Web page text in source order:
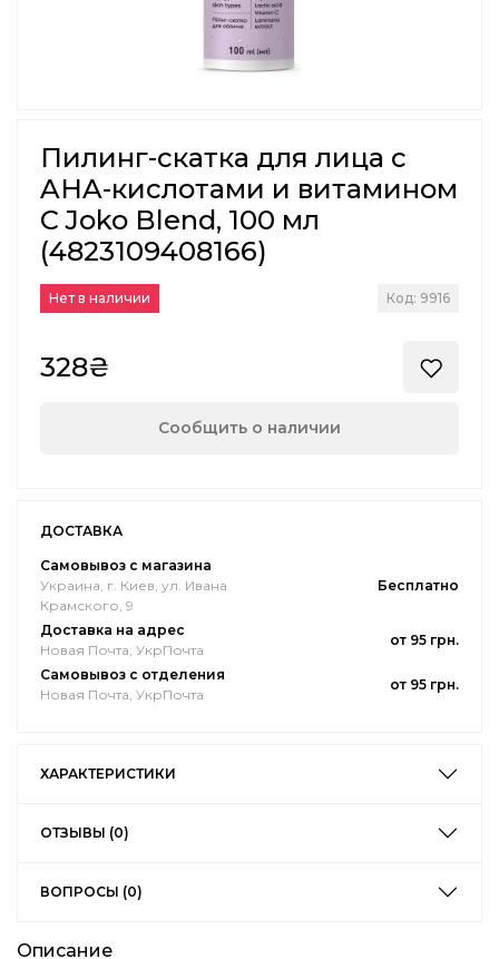
Пилинг-скатка для лица с
AHA-кислотами и витамином
C Joko Blend, 100 мл
(4823109408166)
Нет в наличии Код: 9916
328₴
Сообщить о наличии
ДОСТАВКА
Самовывоз с магазина
Украина, г. Киев, ул. Ивана
Крамского, 9
Бесплатно
Доставка на адрес
Новая Почта, УкрПочта
от 95 грн.
Самовывоз с отделения
Новая Почта, УкрПочта
от 95 грн.
ХАРАКТЕРИСТИКИ
ОТЗЫВЫ (0)
ВОПРОСЫ (0)
Описание